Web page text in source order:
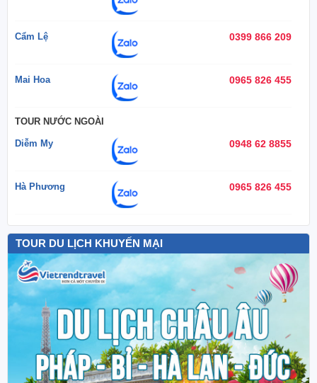
Cẩm Lệ 0399 866 209
Mai Hoa 0965 826 455
TOUR NƯỚC NGOÀI
Diễm My 0948 62 8855
Hà Phương 0965 826 455
TOUR DU LỊCH KHUYẾN MẠI